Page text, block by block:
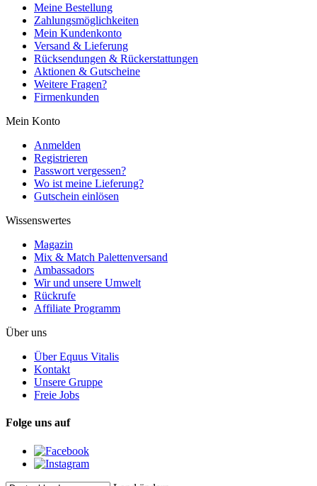
Meine Bestellung
Zahlungsmöglichkeiten
Mein Kundenkonto
Versand & Lieferung
Rücksendungen & Rückerstattungen
Aktionen & Gutscheine
Weitere Fragen?
Firmenkunden
Mein Konto
Anmelden
Registrieren
Passwort vergessen?
Wo ist meine Lieferung?
Gutschein einlösen
Wissenswertes
Magazin
Mix & Match Palettenversand
Ambassadors
Wir und unsere Umwelt
Rückrufe
Affiliate Programm
Über uns
Über Equus Vitalis
Kontakt
Unsere Gruppe
Freie Jobs
Folge uns auf